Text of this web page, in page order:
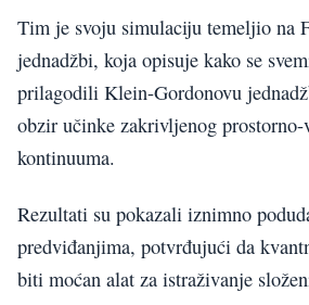
Tim je svoju simulaciju temeljio na
jednadžbi, koja opisuje kako se
prilagodili Klein-Gordonovu
obzir učinke zakrivljenog prostorno-
kontinuuma.
Rezultati su pokazali iznimno
predviđanjima, potvrđujući da
biti moćan alat za istraživanje